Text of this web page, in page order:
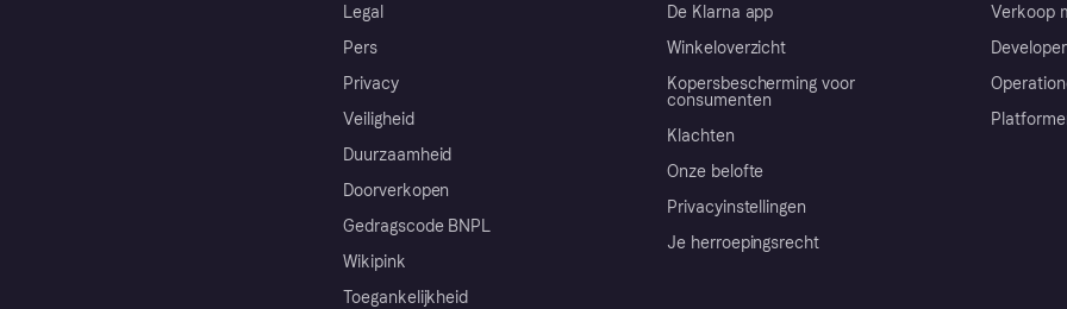
Legal
Pers
Privacy
Veiligheid
Duurzaamheid
Doorverkopen
Gedragscode BNPL
Wikipink
Toegankelijkheid
De Klarna app
Winkeloverzicht
Kopersbescherming voor
consumenten
Klachten
Onze belofte
Privacyinstellingen
Je herroepingsrecht
Verkoop